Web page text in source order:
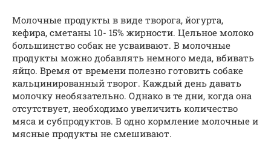
Молочные продукты в виде творога, йогурта,
кефира, сметаны 10- 15% жирности. Цельное молоко
большинство собак не усваивают. В молочные
продукты можно добавлять немного меда, вбивать
яйцо. Время от времени полезно готовить собаке
кальцинированный творог. Каждый день давать
молочку необязательно. Однако в те дни, когда она
отсутствует, необходимо увеличить количество
мяса и субпродуктов. В одно кормление молочные и
мясные продукты не смешивают.